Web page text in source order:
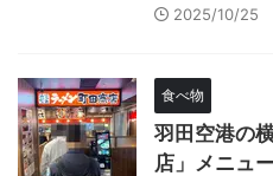
2025/10/25
食べ物
羽田空港の
店」メニュ